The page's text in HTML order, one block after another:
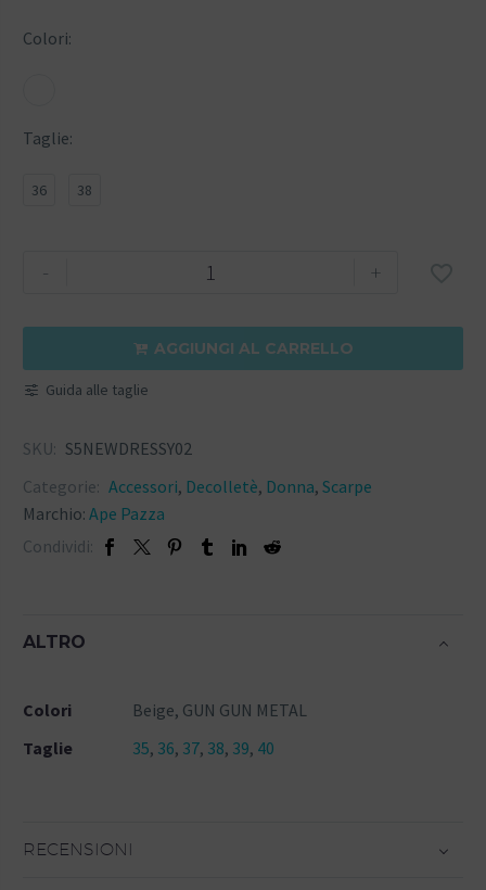
Colori
Taglie
36 38
- +
 AGGIUNGI AL CARRELLO
Guida alle taglie
SKU: S5NEWDRESSY02
Categorie: Accessori, Decolletè, Donna, Scarpe
Marchio: Ape Pazza
Condividi:
ALTRO
Colori
Beige, GUN GUN METAL
Taglie
35, 36, 37, 38, 39, 40
RECENSIONI